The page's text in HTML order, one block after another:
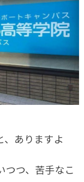
、ありますよ
つつ、苦手なこ